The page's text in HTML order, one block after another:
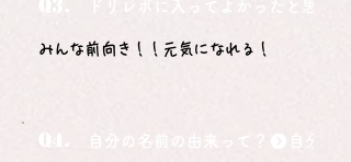
みんな前向き！！元気になれる！
Q4.